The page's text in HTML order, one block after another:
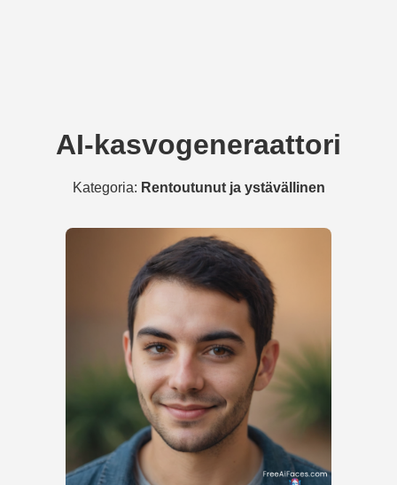
AI-kasvogeneraattori
Kategoria: Rentoutunut ja ystävällinen